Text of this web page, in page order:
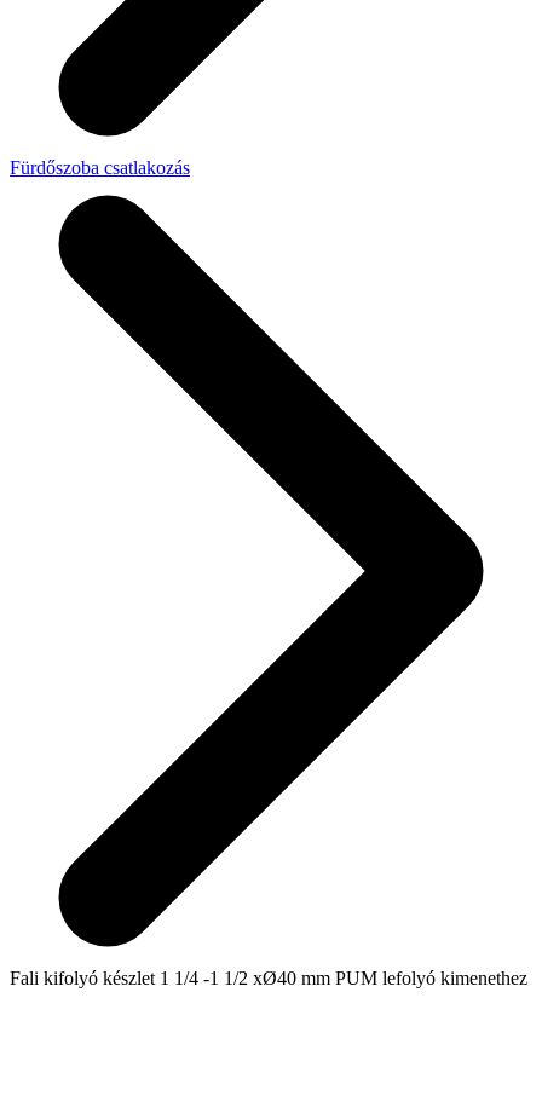
Fürdőszoba csatlakozás
Fali kifolyó készlet 1 1/4 -1 1/2 xØ40 mm PUM lefolyó kimenethez